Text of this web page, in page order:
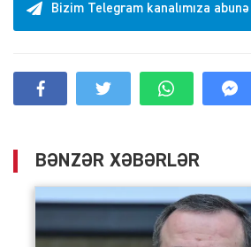
Bizim Telegram kanalımıza
BƏNZƏR XƏBƏRLƏR